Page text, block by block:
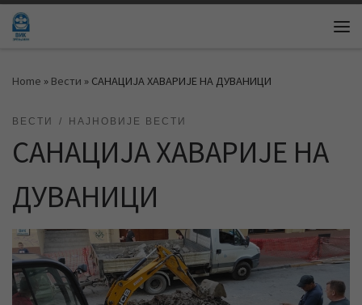
Skip to content
Home » Вести » САНАЦИЈА ХАВАРИЈЕ НА ДУВАНИЦИ
ВЕСТИ НАЈНОВИЈЕ ВЕСТИ
САНАЦИЈА ХАВАРИЈЕ НА
ДУВАНИЦИ